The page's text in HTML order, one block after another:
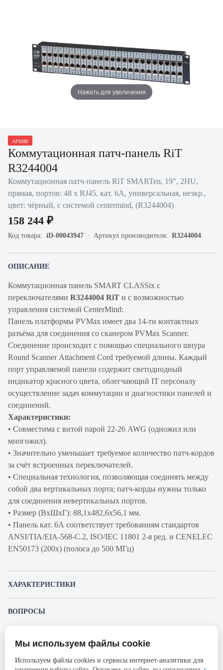
Нажать для увеличения
АРХИВ
Коммутационная патч-панель RiT
R3244004
Коммутационная патч-панель RiT SMARTen, 19", 2HU,
прямая, портов: 48 х RJ45, кат. 6A, универсальная, неэкр.,
цвет: чёрный, с системой centermind, (R3244004)
158 244 ₽
Код товара: iD-00043947 Артикул производителя: R3244004
ОПИСАНИЕ
Коммутационная панель SMART CLASSix с
переключателями R3244004 RiT и с возможностью
управления системой CenterMind:
Панель платформы PVMax имеет два 14-ти контактных
разъёма для соединения со сканером PVMax Scanner.
Соединение происходит с помощью специального шнура
Round Scanner Attachment Cord требуемой длины. Каждый
порт управляемой панели содержит светодиодный
индикатор красного цвета, облегчающий IT персоналу
осуществление задач коммутации и диагностики панелей и
соединений.
Характеристики:
• Совместима с витой парой 22-26 AWG (одножил или
многожил).
• Значительно уменьшает требуемое количество патч-кордов
за счёт встроенных переключателей.
• Специальная технология, позволяющая соединять между
собой два вертикальных порта; патч-корды нужны только
для соединения невертикальных портов.
• Размер (ВхШхГ): 88,1х482,6х56,1 мм.
• Панель кат. 6А соответствует требованиям стандартов
ANSI/TIA/EIA-568-С.2, ISO/IEC 11801 2-я ред. и CENELEC
EN50173 (200x) (полоса до 500 МГц)
ХАРАКТЕРИСТИКИ
Производитель
Серия
SMARTen
ВОПРОСЫ
Представленные изображения и характеристики могут отличаться от реального
без предварительного уведомления. Компания АйДистрибьют не несёт
Мы используем файлы cookie
Используем файлы cookies и сервисы интернет-аналитики для